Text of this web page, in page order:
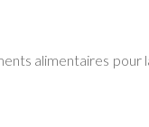
alimentaires pour